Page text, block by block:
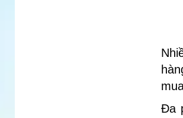
Đa